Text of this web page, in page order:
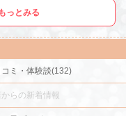
っとみる
コミ・体験談(132)
からの新着情報